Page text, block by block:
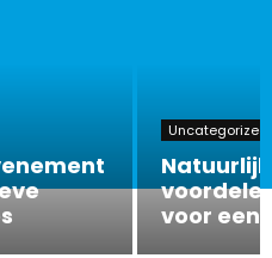
Uncategorized
voor een